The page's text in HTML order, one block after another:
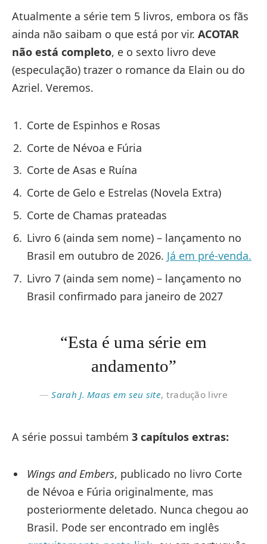
Atualmente a série tem 5 livros, embora os fãs
ainda não saibam o que está por vir. ACOTAR
não está completo, e o sexto livro deve
(especulação) trazer o romance da Elain ou do
Azriel. Veremos.
Corte de Espinhos e Rosas
Corte de Névoa e Fúria
Corte de Asas e Ruína
Corte de Gelo e Estrelas (Novela Extra)
Corte de Chamas prateadas
Livro 6 (ainda sem nome) – lançamento no
Brasil em outubro de 2026. Já em pré-venda.
Livro 7 (ainda sem nome) – lançamento no
Brasil confirmado para janeiro de 2027
“Esta é uma série em
andamento”
Sarah J. Maas em seu site, tradução livre
A série possui também 3 capítulos extras:
Wings and Embers, publicado no livro Corte
de Névoa e Fúria originalmente, mas
posteriormente deletado. Nunca chegou ao
Brasil. Pode ser encontrado em inglês